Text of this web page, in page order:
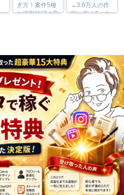
ぎ方！案件5種
や撮影許可の取
→3.8万人の作
家に学ぶ7つの